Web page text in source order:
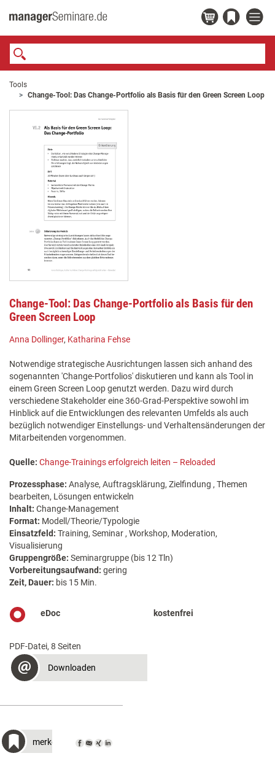
Tools
Change-Tool: Das Change-Portfolio als Basis für den Green Screen Loop
Change-Tool: Das Change-Portfolio als Basis für den
Green Screen Loop
Anna Dollinger, Katharina Fehse
Notwendige strategische Ausrichtungen lassen sich anhand des
sogenannten 'Change-Portfolios' diskutieren und kann als Tool in
einem Green Screen Loop genutzt werden. Dazu wird durch
verschiedene Stakeholder eine 360-Grad-Perspektive sowohl im
Hinblick auf die Entwicklungen des relevanten Umfelds als auch
bezüglich notwendiger Einstellungs- und Verhaltensänderungen der
Mitarbeitenden vorgenommen.
Quelle: Change-Trainings erfolgreich leiten – Reloaded
Prozessphase: Analyse, Auftragsklärung, Zielfindung , Themen
bearbeiten, Lösungen entwickeln
Inhalt: Change-Management
Format: Modell/Theorie/Typologie
Einsatzfeld: Training, Seminar , Workshop, Moderation,
Visualisierung
Gruppengröße: Seminargruppe (bis 12 Tln)
Vorbereitungsaufwand: gering
Zeit, Dauer: bis 15 Min.
eDoc kostenfrei
PDF-Datei, 8 Seiten
Downloaden
merken